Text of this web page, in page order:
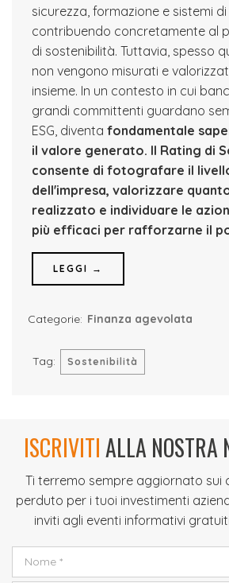
sicurezza, formazione e sistemi
contribuendo concretamente al
di sostenibilità. Tuttavia, spesso
non vengono misurati e
insieme. In un contesto in cui
grandi committenti guardano
ESG, diventa fondamentale
il valore generato. Il Rating di
consente di fotografare il
dell'impresa, valorizzare
realizzato e individuare le
più efficaci per rafforzarne il
LEGGI →
Categorie: Finanza agevolata
Tag: Sostenibilità
ISCRIVITIALLA NOSTRA
Ti terremo sempre aggiornato sui
perduto per i tuoi investimenti
inviti agli eventi informativi